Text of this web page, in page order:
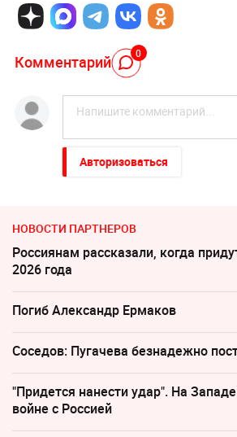
Комментарий 0
Авторизоваться
НОВОСТИ ПАРТНЕРОВ
Россиянам рассказали, когда
2026 года
Погиб Александр Ермаков
Соседов: Пугачева безнадежно
"Придется нанести удар". На
войне с Россией